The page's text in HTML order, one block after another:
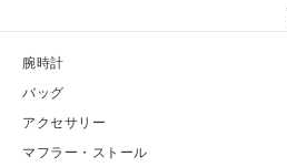
腕時計
バッグ
アクセサリー
マフラー・ストール